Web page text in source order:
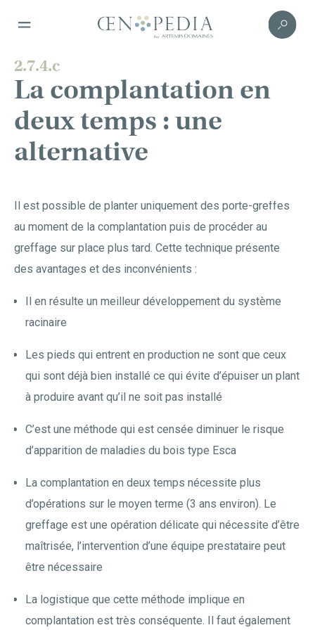
2.7.4.c
La complantation en
deux temps : une
alternative
Il est possible de planter uniquement des porte-greffes
au moment de la complantation puis de procéder au
greffage sur place plus tard. Cette technique présente
des avantages et des inconvénients :
Il en résulte un meilleur développement du système
racinaire
Les pieds qui entrent en production ne sont que ceux
qui sont déjà bien installé ce qui évite d’épuiser un plant
à produire avant qu’il ne soit pas installé
C’est une méthode qui est censée diminuer le risque
d’apparition de maladies du bois type Esca
La complantation en deux temps nécessite plus
d’opérations sur le moyen terme (3 ans environ). Le
greffage est une opération délicate qui nécessite d’être
maîtrisée, l’intervention d’une équipe prestataire peut
être nécessaire
La logistique que cette méthode implique en
complantation est très conséquente. Il faut également